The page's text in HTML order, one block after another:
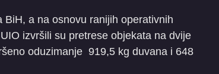
a na osnovu ranijih operativnih
izvršili su pretrese objekata na dvije
oduzimanje 919,5 kg duvana i 648